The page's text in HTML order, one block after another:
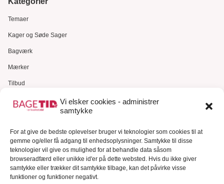
Vi elsker cookies - administrer
samtykke
For at give de bedste oplevelser bruger vi teknologier som cookies til at
gemme og/eller få adgang til enhedsoplysninger. Samtykke til disse
teknologier vil give os mulighed for at behandle data såsom
browseradfærd eller unikke id'er på dette websted. Hvis du ikke giver
samtykke eller trækker dit samtykke tilbage, kan det påvirke visse
funktioner og funktioner negativt.
Temaer
Kager og Søde Sager
Bagværk
Mærker
Tilbud
Gavekort
Kundeservice
Kundeservice
FAQ – Ofte stillede spørgsmål
Om Bagetid.dk
Se Fødevarestyrelsens smiley-rapporter